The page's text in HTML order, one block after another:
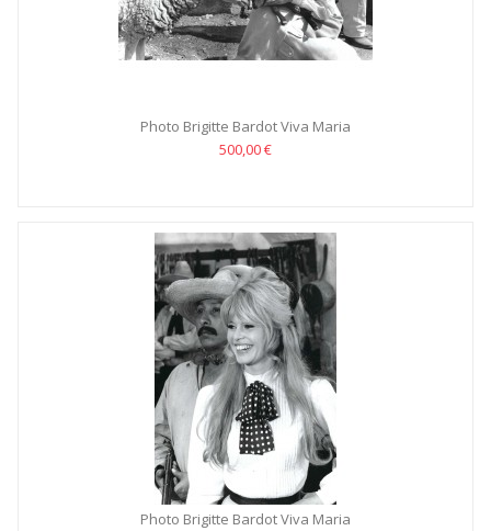
Photo Brigitte Bardot Viva Maria
500,00 €
Photo Brigitte Bardot Viva Maria